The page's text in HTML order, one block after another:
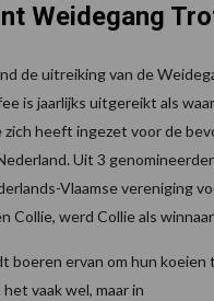
Weidegang
de uitreiking van de
is jaarlijks uitgereikt als
zich heeft ingezet voor de
Uit 3
Vlaamse vereniging
Collie, werd Collie als
boeren ervan om hun koeien
vaak wel, maar in